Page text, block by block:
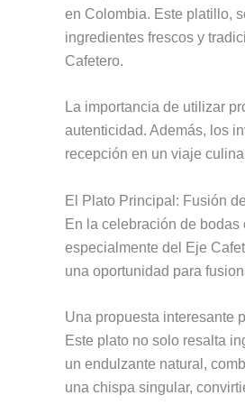
en Colombia. Este platillo,
ingredientes frescos y
Cafetero.
La importancia de utilizar
autenticidad. Además, los
recepción en un viaje
El Plato Principal: Fusión
En la celebración de
especialmente del Eje
una oportunidad para
Una propuesta interesante
Este plato no solo resalta
un endulzante natural,
una chispa singular,